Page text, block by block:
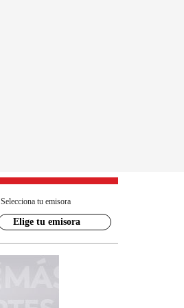
Selecciona tu emisora
Elige tu emisora